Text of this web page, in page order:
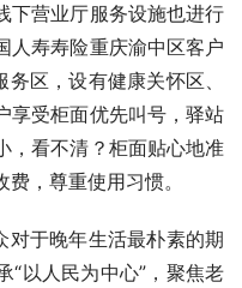
下营业厅服务设施也进行
人寿寿险重庆渝中区客户
区，设有健康关怀区、
享受柜面优先叫号，驿站
，看不清？柜面贴心地准
，尊重使用习惯。
对于晚年生活最朴素的期
“以人民为中心”，聚焦老